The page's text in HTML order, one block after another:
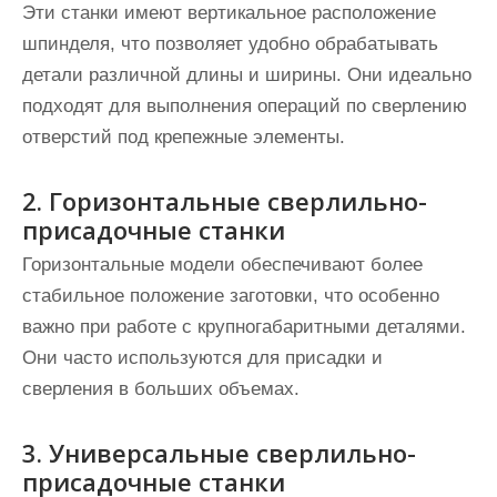
Эти станки имеют вертикальное расположение
шпинделя, что позволяет удобно обрабатывать
детали различной длины и ширины. Они идеально
подходят для выполнения операций по сверлению
отверстий под крепежные элементы.
2. Горизонтальные сверлильно-
присадочные станки
Горизонтальные модели обеспечивают более
стабильное положение заготовки, что особенно
важно при работе с крупногабаритными деталями.
Они часто используются для присадки и
сверления в больших объемах.
3. Универсальные сверлильно-
присадочные станки